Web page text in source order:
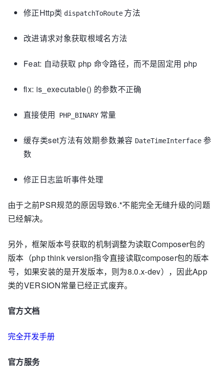
修正Http类 dispatchToRoute 方法
改进请求对象获取根域名方法
Feat: 自动获取 php 命令路径，而不是固定用 php
fix: is_executable() 的参数不正确
直接使用 PHP_BINARY 常量
缓存类set方法有效期参数兼容 DateTimeInterface 参
数
修正日志监听事件处理
由于之前PSR规范的原因导致6.*不能完全无缝升级的问题
已经解决。
另外，框架版本号获取的机制调整为读取Composer包的
版本（php think version指令直接读取composer包的版本
号，如果安装的是开发版本，则为8.0.x-dev），因此App
类的VERSION常量已经正式废弃。
官方文档
完全开发手册
官方服务